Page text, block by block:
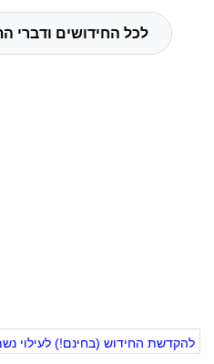
לכל החידושים ודברי
להקדשת החידוש (בחינם!) לעילוי